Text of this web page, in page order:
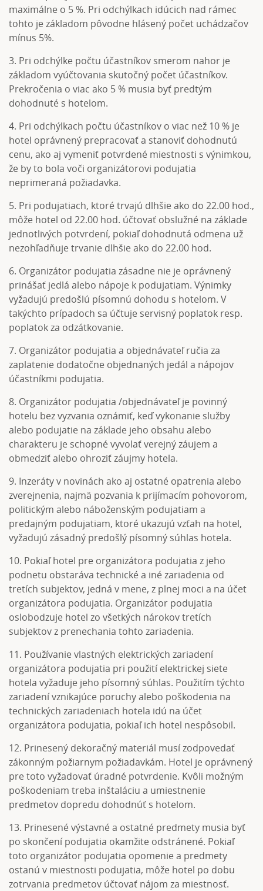
maximálne o 5 %. Pri odchýlkach idúcich nad rámec
tohto je základom pôvodne hlásený počet uchádzačov
mínus 5%.
3. Pri odchýlke počtu účastníkov smerom nahor je
základom vyúčtovania skutočný počet účastníkov.
Prekročenia o viac ako 5 % musia byť predtým
dohodnuté s hotelom.
4. Pri odchýlkach počtu účastníkov o viac než 10 % je
hotel oprávnený prepracovať a stanoviť dohodnutú
cenu, ako aj vymeniť potvrdené miestnosti s výnimkou,
že by to bola voči organizátorovi podujatia
neprimeraná požiadavka.
5. Pri podujatiach, ktoré trvajú dlhšie ako do 22.00 hod.,
môže hotel od 22.00 hod. účtovať obslužné na základe
jednotlivých potvrdení, pokiaľ dohodnutá odmena už
nezohľadňuje trvanie dlhšie ako do 22.00 hod.
6. Organizátor podujatia zásadne nie je oprávnený
prinášať jedlá alebo nápoje k podujatiam. Výnimky
vyžadujú predošlú písomnú dohodu s hotelom. V
takýchto prípadoch sa účtuje servisný poplatok resp.
poplatok za odzátkovanie.
7. Organizátor podujatia a objednávateľ ručia za
zaplatenie dodatočne objednaných jedál a nápojov
účastníkmi podujatia.
8. Organizátor podujatia /objednávateľ je povinný
hotelu bez vyzvania oznámiť, keď vykonanie služby
alebo podujatie na základe jeho obsahu alebo
charakteru je schopné vyvolať verejný záujem a
obmedziť alebo ohroziť záujmy hotela.
9. Inzeráty v novinách ako aj ostatné opatrenia alebo
zverejnenia, najmä pozvania k prijímacím pohovorom,
politickým alebo náboženským podujatiam a
predajným podujatiam, ktoré ukazujú vzťah na hotel,
vyžadujú zásadný predošlý písomný súhlas hotela.
10. Pokiaľ hotel pre organizátora podujatia z jeho
podnetu obstaráva technické a iné zariadenia od
tretích subjektov, jedná v mene, z plnej moci a na účet
organizátora podujatia. Organizátor podujatia
oslobodzuje hotel zo všetkých nárokov tretích
subjektov z prenechania tohto zariadenia.
11. Používanie vlastných elektrických zariadení
organizátora podujatia pri použití elektrickej siete
hotela vyžaduje jeho písomný súhlas. Použitím týchto
zariadení vznikajúce poruchy alebo poškodenia na
technických zariadeniach hotela idú na účet
organizátora podujatia, pokiaľ ich hotel nespôsobil.
12. Prinesený dekoračný materiál musí zodpovedať
zákonným požiarnym požiadavkám. Hotel je oprávnený
pre toto vyžadovať úradné potvrdenie. Kvôli možným
poškodeniam treba inštaláciu a umiestnenie
predmetov dopredu dohodnúť s hotelom.
13. Prinesené výstavné a ostatné predmety musia byť
po skončení podujatia okamžite odstránené. Pokiaľ
toto organizátor podujatia opomenie a predmety
ostanú v miestnosti podujatia, môže hotel po dobu
zotrvania predmetov účtovať nájom za miestnosť.